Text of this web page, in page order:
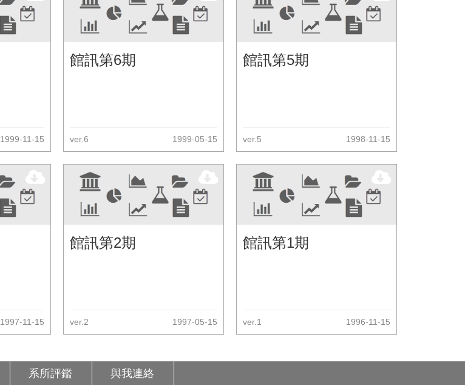
1999-11-15
館訊第6期
ver.6 1999-05-15
館訊第5期
ver.5 1998-11-15
1997-11-15
館訊第2期
ver.2 1997-05-15
館訊第1期
ver.1 1996-11-15
系所評鑑 與我連絡